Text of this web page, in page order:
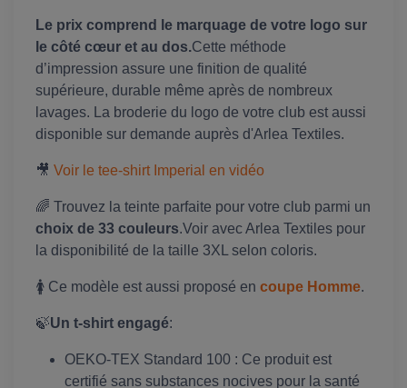
Le prix comprend le marquage de votre logo sur
le côté cœur et au dos.Cette méthode
d’impression assure une finition de qualité
supérieure, durable même après de nombreux
lavages. La broderie du logo de votre club est aussi
disponible sur demande auprès d'Arlea Textiles.
🎥 Voir le tee-shirt Imperial en vidéo
🌈 Trouvez la teinte parfaite pour votre club parmi un
choix de 33 couleurs.Voir avec Arlea Textiles pour
la disponibilité de la taille 3XL selon coloris.
🚺 Ce modèle est aussi proposé en coupe Homme.
🍃Un t-shirt engagé:
OEKO-TEX Standard 100 : Ce produit est
certifié sans substances nocives pour la santé